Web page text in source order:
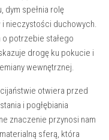
⁣dym‍ spełnia rolę
nieczystości duchowych.‍
potrzebie stałego
drogę ⁢ku pokucie i
wewnętrznej.
otwiera⁢ przed
i⁢ pogłębiania‌
znaczenie‌ przynosi nam
sferą, ⁢która